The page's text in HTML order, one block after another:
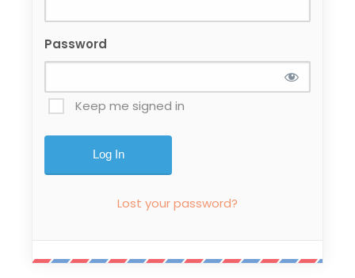
Password
Keep me signed in
Lost your password?